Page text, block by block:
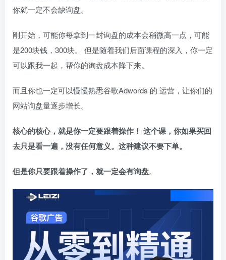
你就一定不会缺询盘。
刚开始，可能你每拿到一封询盘的成本会稍微高一点，可能
是200块钱，300块。 但是随着我们后面课程的深入，你一定
可以跟我一起，帮你的询盘成本降下来。
而且你也一定可以慢慢熟悉谷歌Adwords 的 运营，让你们的
网站询盘量逐步增长。
核心的核心，就是你一定要跟着操作！ 这个课，你如果买回
去只是看一遍，没有任何意义。这种建议不要下单。
但是你只要跟着操作了，就一定会有询盘。